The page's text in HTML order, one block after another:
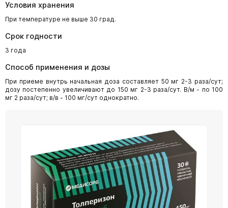
Условия хранения
При температуре не выше 30 град.
Срок годности
3 года
Способ применения и дозы
При приеме внутрь начальная доза составляет 50 мг 2-3 раза/сут;
дозу постепенно увеличивают до 150 мг 2-3 раза/сут. В/м - по 100
мг 2 раза/сут; в/в - 100 мг/сут однократно.